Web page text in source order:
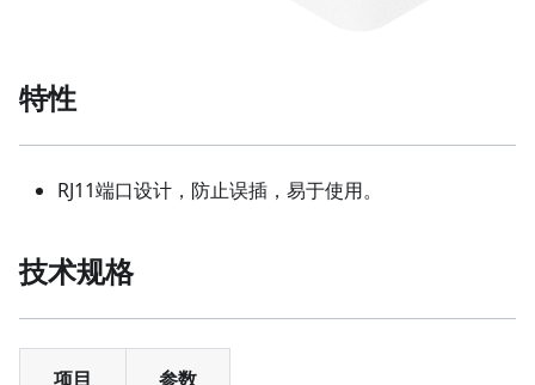
特性
RJ11端口设计，防止误插，易于使用。
技术规格
项目 参数